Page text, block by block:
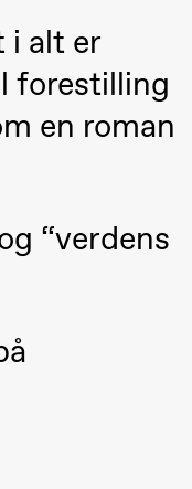
i alt er
forestilling
en roman
“verdens